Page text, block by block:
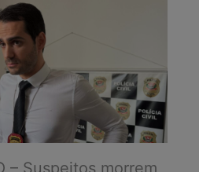
– Suspeitos morrem